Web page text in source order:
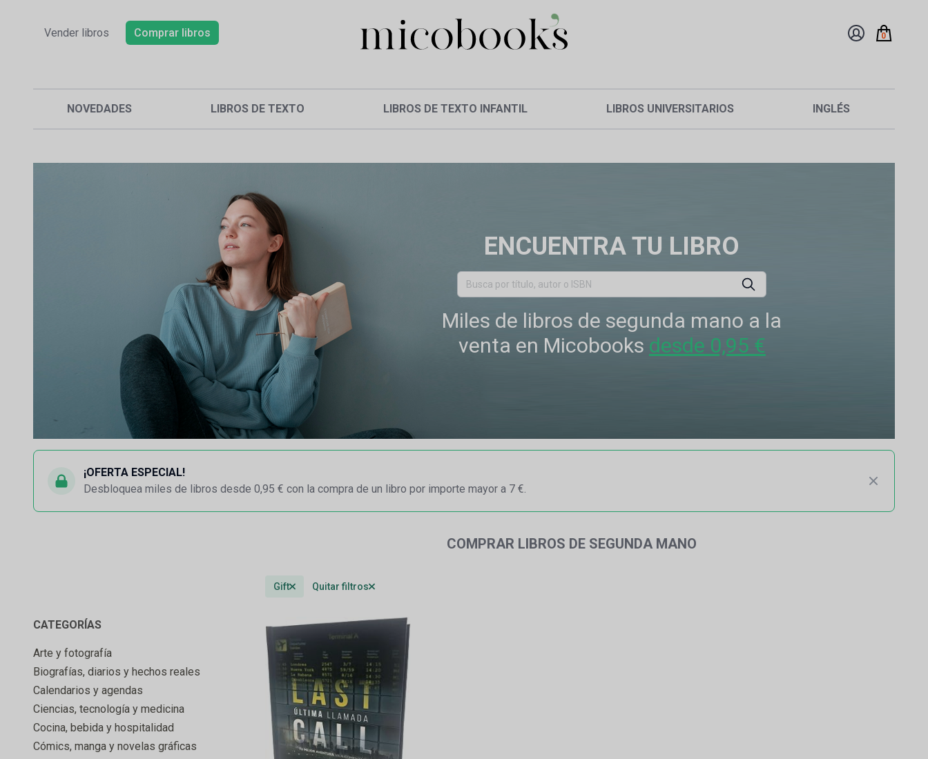
Vender libros Comprar libros 0
NOVEDADES LIBROS DE TEXTO LIBROS DE TEXTO INFANTIL LIBROS UNIVERSITARIOS INGLÉS
ENCUENTRA TU LIBRO
Miles de libros de segunda mano a la
venta en Micobooks desde 0,95 €
¡OFERTA ESPECIAL!
Desbloquea miles de libros desde 0,95 € con la compra de un libro por importe mayor a 7 €.
COMPRAR LIBROS DE SEGUNDA MANO
Gift Quitar filtros
CATEGORÍAS
Arte y fotografía
Biografías, diarios y hechos reales
Calendarios y agendas
Ciencias, tecnología y medicina
Cocina, bebida y hospitalidad
Cómics, manga y novelas gráficas